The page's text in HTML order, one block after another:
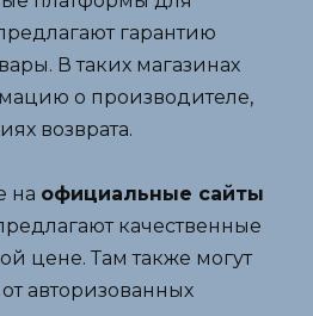
гарантию
В таких магазинах
о производителе,
возврата.
на официальные сайты
качественные
цене. Там также могут
авторизованных